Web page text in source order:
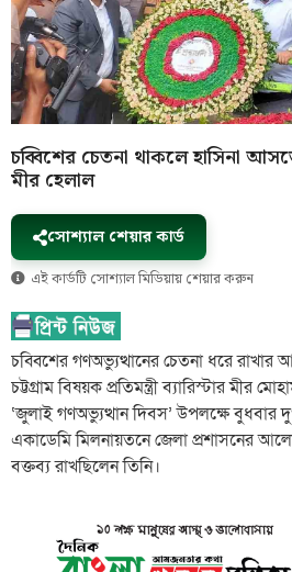
চব্বিশের চেতনা থাকলে হাসিনা
মীর হেলাল
সোশ্যাল শেয়ার কার্ড
এই কার্ডটি সোশ্যাল মিডিয়ায় শেয়ার করুন
চব্বিশের গণঅভ্যুত্থানের চেতনা ধরে রাখার
চট্টগ্রাম বিষয়ক প্রতিমন্ত্রী ব্যারিস্টার মীর
‘জুলাই গণঅভ্যুত্থান দিবস’ উপলক্ষে বুধবার
একাডেমি মিলনায়তনে জেলা প্রশাসনের
বক্তব্য রাখছিলেন তিনি।